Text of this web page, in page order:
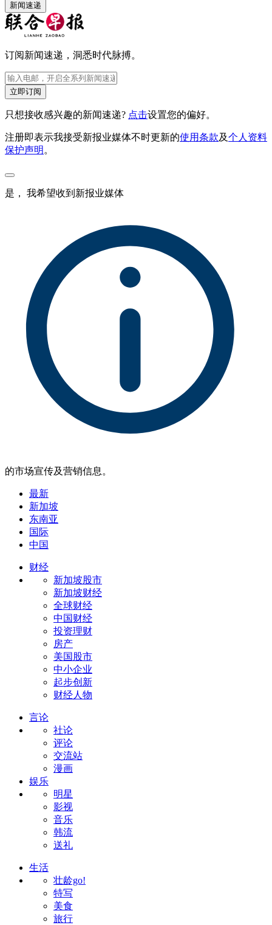
新闻速递
订阅新闻速递，洞悉时代脉搏。
立即订阅
只想接收感兴趣的新闻速递? 点击设置您的偏好。
注册即表示我接受新报业媒体不时更新的使用条款及个人资料
保护声明 。
是， 我希望收到新报业媒体
的市场宣传及营销信息。
最新
新加坡
东南亚
国际
中国
财经
新加坡股市
新加坡财经
全球财经
中国财经
投资理财
房产
美国股市
中小企业
起步创新
财经人物
言论
社论
评论
交流站
漫画
娱乐
明星
影视
音乐
韩流
送礼
生活
壮龄go!
特写
美食
旅行